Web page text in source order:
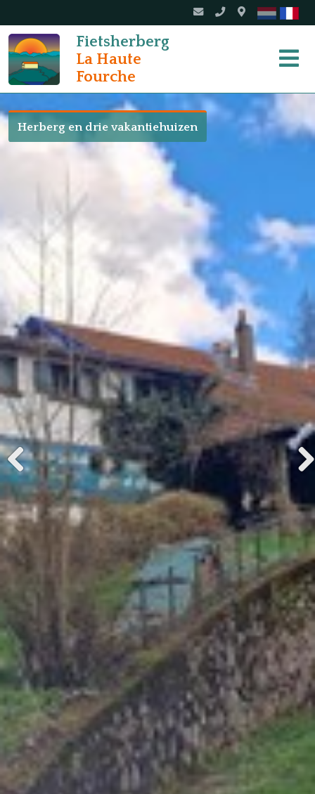
Fietsherberg
La Haute
Fourche
Herberg en drie vakantiehuizen
Previous Next